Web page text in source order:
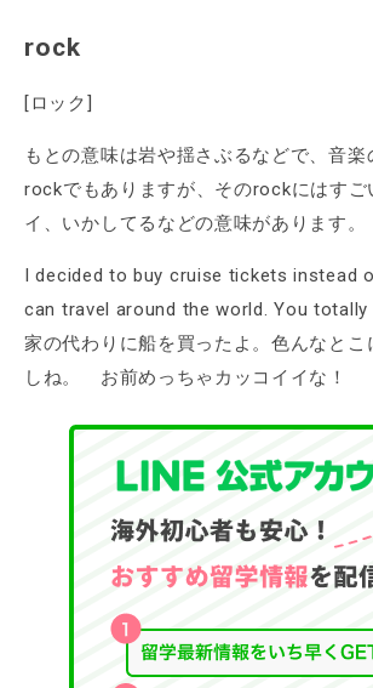
rock
[ロック]
もとの意味は岩や揺さぶるなどで、音
rockでもありますが、そのrockにはすご
イ、いかしてるなどの意味があります。
I decided to buy cruise tickets instead
can travel around the world. You totally
家の代わりに船を買ったよ。色んなとこ
しね。 お前めっちゃカッコイイな！